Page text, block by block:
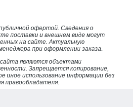
офертой. Сведения о
поставки и внешнем виде могут
на сайте. Актуальную
при оформлении заказа.
являются объектами
Запрещается копирование,
иное использование информации без
правообладателя.